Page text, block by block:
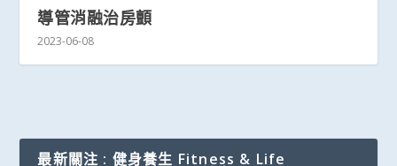
導管消融治房顫
2023-06-08
最新關注 : 健身養生 Fitness & Life